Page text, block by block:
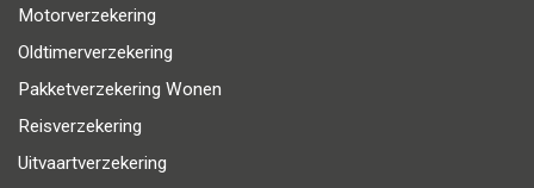
Motorverzekering
Oldtimerverzekering
Pakketverzekering Wonen
Reisverzekering
Uitvaartverzekering